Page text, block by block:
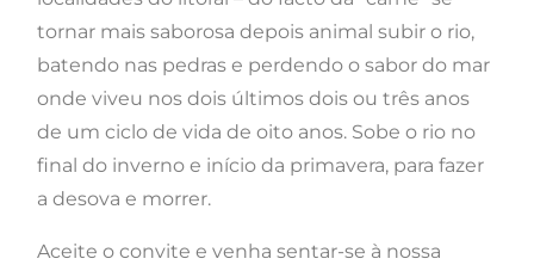
tornar mais saborosa depois animal subir o rio,
batendo nas pedras e perdendo o sabor do mar
onde viveu nos dois últimos dois ou três anos
de um ciclo de vida de oito anos. Sobe o rio no
final do inverno e início da primavera, para fazer
a desova e morrer.
Aceite o convite e venha sentar-se à nossa